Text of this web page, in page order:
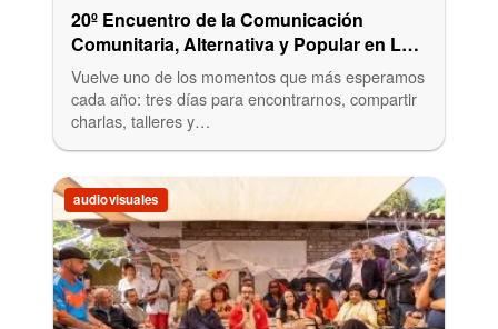
20º Encuentro de la Comunicación
Comunitaria, Alternativa y Popular en La
Plata
Vuelve uno de los momentos que más esperamos
cada año: tres días para encontrarnos, compartir
charlas, talleres y…
audiovisuales